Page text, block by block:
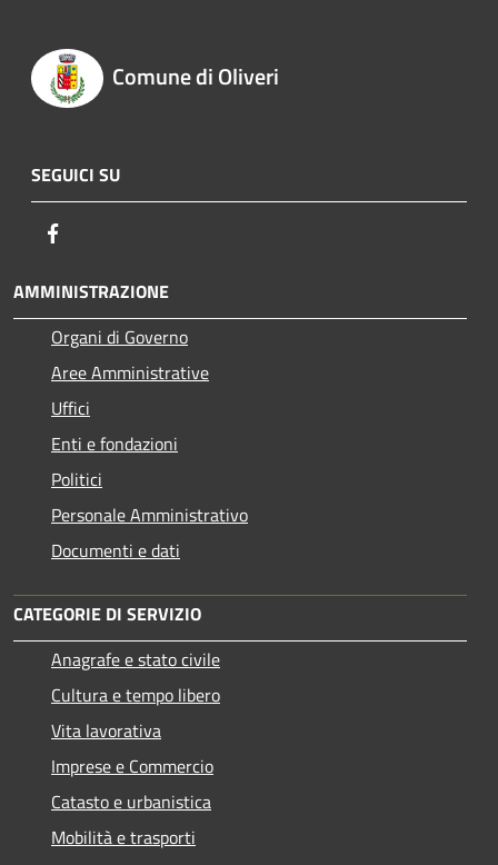
Comune di Oliveri
SEGUICI SU
AMMINISTRAZIONE
Organi di Governo
Aree Amministrative
Uffici
Enti e fondazioni
Politici
Personale Amministrativo
Documenti e dati
CATEGORIE DI SERVIZIO
Anagrafe e stato civile
Cultura e tempo libero
Vita lavorativa
Imprese e Commercio
Catasto e urbanistica
Mobilità e trasporti